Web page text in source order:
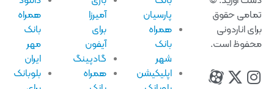
حقوق
اناردونی
است.
پارسیان
همراه
اپلیکیشن
آیفون
گادپینگ
همراه
همراه
بلوبانک